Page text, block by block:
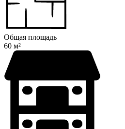
Общая площадь
60 м²